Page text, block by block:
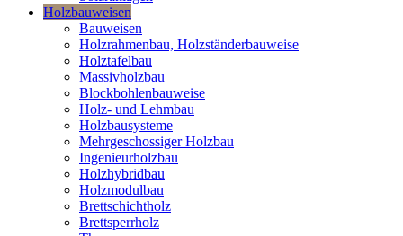
Holzbauweisen
Bauweisen
Holzrahmenbau, Holzständerbauweise
Holztafelbau
Massivholzbau
Blockbohlenbauweise
Holz- und Lehmbau
Holzbausysteme
Mehrgeschossiger Holzbau
Ingenieurholzbau
Holzhybridbau
Holzmodulbau
Brettschichtholz
Brettsperrholz